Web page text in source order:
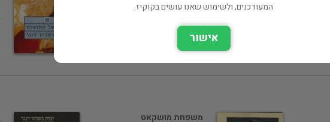
רכישה ישירה
משפחת מושקאט
המעודכנים, ולשימוש שאנו עושים בקוקיז.
אישור